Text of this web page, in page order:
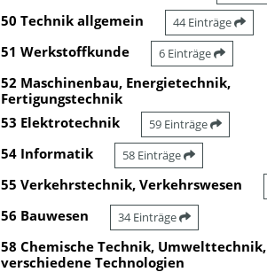
50 Technik allgemein 44 Einträge
51 Werkstoffkunde 6 Einträge
52 Maschinenbau, Energietechnik,
Fertigungstechnik
53 Elektrotechnik 59 Einträge
54 Informatik 58 Einträge
55 Verkehrstechnik, Verkehrswesen
56 Bauwesen 34 Einträge
58 Chemische Technik, Umwelttechnik,
verschiedene Technologien